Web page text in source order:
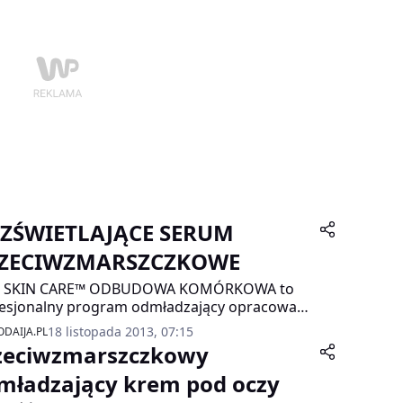
SERUM
SKIN CARE™ ODBUDOWA KOMÓRKOWA to
program odmładzający opracowany
ekspertów laboratoriów Eveline Cosmetics w
o najnowsze osiągnięcia współczesnej
i medycyny estetycznej. Formuły linii
w unikalne kompozycje zaawansowanych
substancji aktywnych działających
18 listopada 2013, 07:15
krem pod oczy